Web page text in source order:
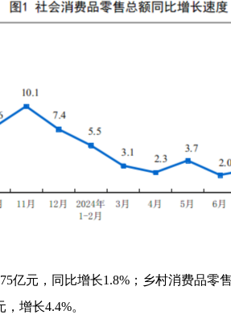
亿元，同比增长1.8% ；乡村消费品零
，增长4.4%。